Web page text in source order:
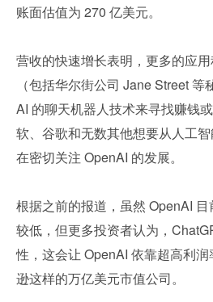
账面估值为 270 亿美元。
营收的快速增长表明，更多的应
（包括华尔街公司 Jane Street
AI 的聊天机器人技术来寻找赚钱
软、谷歌和无数其他想要从人工
在密切关注 OpenAI 的发展。
根据之前的报道，虽然 OpenAI
较低，但更多投资者认为，
性，这会让 OpenAI 依靠超高利
逊这样的万亿美元市值公司。